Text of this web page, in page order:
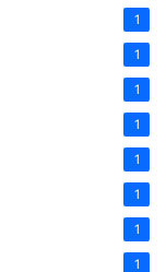
1
1
1
1
1
1
1
1